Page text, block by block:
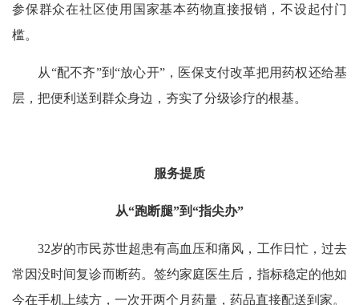
参保群众在社区使用国家基本药物直接报销，不设起付门
槛。
从“配不齐”到“放心开”，医保支付改革把用药权还给基
层，把便利送到群众身边，夯实了分级诊疗的根基。
服务提质
从“跑断腿”到“指尖办”
32岁的市民苏世超患有高血压和痛风，工作日忙，过去
常因没时间复诊而断药。签约家庭医生后，指标稳定的他如
今在手机上续方，一次开两个月药量，药品直接配送到家。